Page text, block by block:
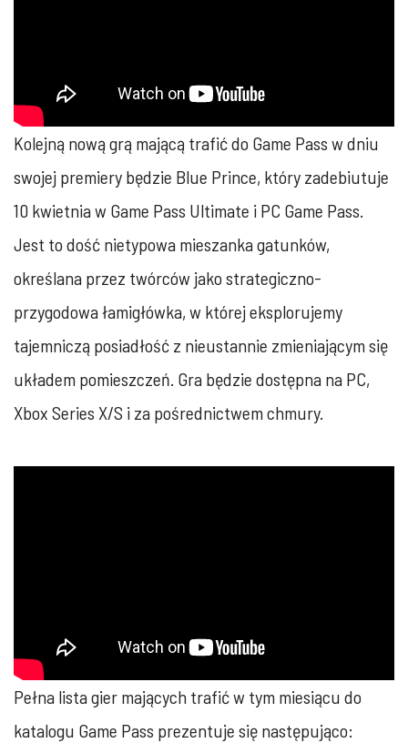
Kolejną nową grą mającą trafić do Game Pass w dniu
swojej premiery będzie Blue Prince, który zadebiutuje
10 kwietnia w Game Pass Ultimate i PC Game Pass.
Jest to dość nietypowa mieszanka gatunków,
określana przez twórców jako strategiczno-
przygodowa łamigłówka, w której eksplorujemy
tajemniczą posiadłość z nieustannie zmieniającym się
układem pomieszczeń. Gra będzie dostępna na PC,
Xbox Series X/S i za pośrednictwem chmury.
Pełna lista gier mających trafić w tym miesiącu do
katalogu Game Pass prezentuje się następująco: